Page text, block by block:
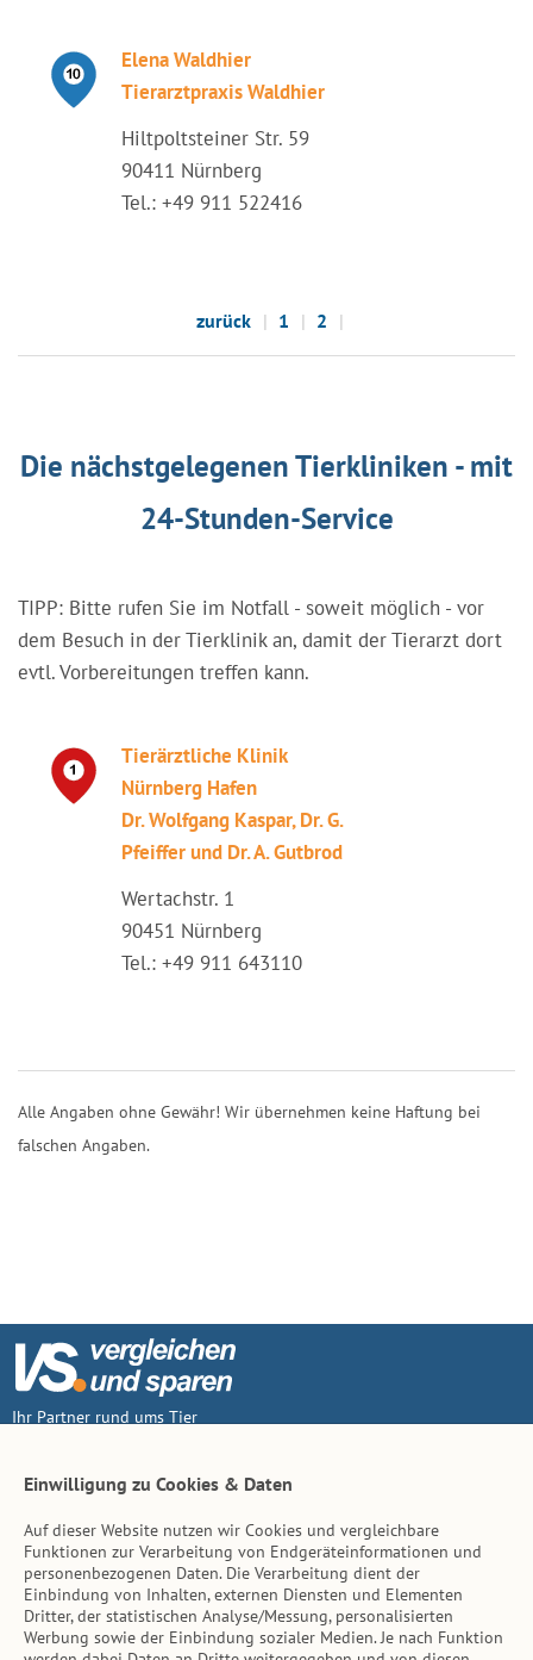
Elena Waldhier
Tierarztpraxis Waldhier
Hiltpoltsteiner Str. 59
90411 Nürnberg
Tel.: +49 911 522416
zurück 1 2
Die nächstgelegenen Tierkliniken - mit
24-Stunden-Service
TIPP: Bitte rufen Sie im Notfall - soweit möglich - vor
dem Besuch in der Tierklinik an, damit der Tierarzt dort
evtl. Vorbereitungen treffen kann.
Tierärztliche Klinik
Nürnberg Hafen
Dr. Wolfgang Kaspar, Dr. G.
Pfeiffer und Dr. A. Gutbrod
Wertachstr. 1
90451 Nürnberg
Tel.: +49 911 643110
Alle Angaben ohne Gewähr! Wir übernehmen keine Haftung bei
falschen Angaben.
Ihr Partner rund ums Tier
Inhalt
Tierarzt-Suche
Einwilligung zu Cookies & Daten
Auf dieser Website nutzen wir Cookies und vergleichbare
Funktionen zur Verarbeitung von Endgeräteinformationen und
personenbezogenen Daten. Die Verarbeitung dient der
Einbindung von Inhalten, externen Diensten und Elementen
Dritter, der statistischen Analyse/Messung, personalisierten
Werbung sowie der Einbindung sozialer Medien. Je nach Funktion